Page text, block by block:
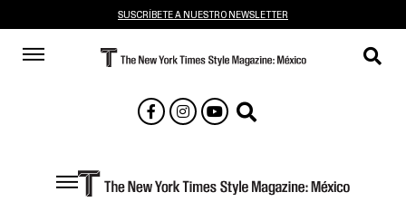
SUSCRÍBETE A NUESTRO NEWSLETTER